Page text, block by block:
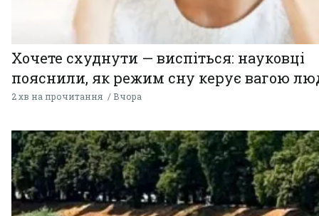
Хочете схуднути — виспіться: науковці
пояснили, як режим сну керує вагою
2 хв на прочитання Вчора